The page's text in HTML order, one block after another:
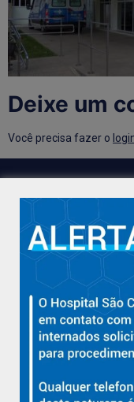
Deixe um
Você precisa fazer o
Hospital São Camilo
com qualidade,
Aracruz e região.